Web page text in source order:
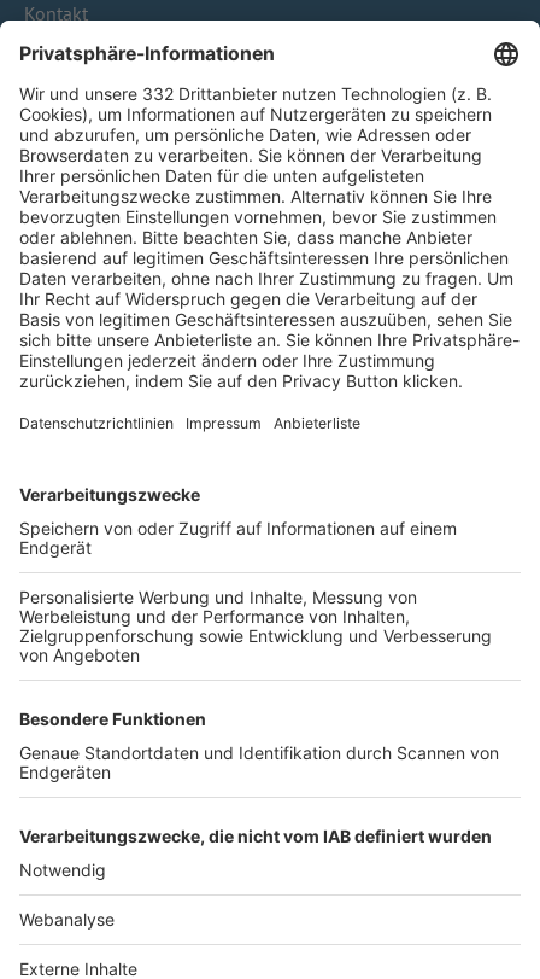
Kontakt
HÄUFIG BESUCHTE SEITEN
Pässe und Vereinswechsel
Trainerausbildung
Schulungsangebot Vereinsmitarbeiter
BFV-Geschäftsstellen
Trainerbörse
Login SpielPlus
FOLGE DEM BFV
TOP-VEREINE
TOP-PARTNER
Nutzungsbedingungen Datenschutz Impressum